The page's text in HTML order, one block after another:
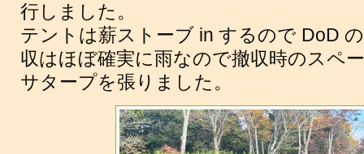
行しました。
テントは薪ストーブ in するので DoD
収はほぼ確実に雨なので撤収時のスペ
サタープを張りました。